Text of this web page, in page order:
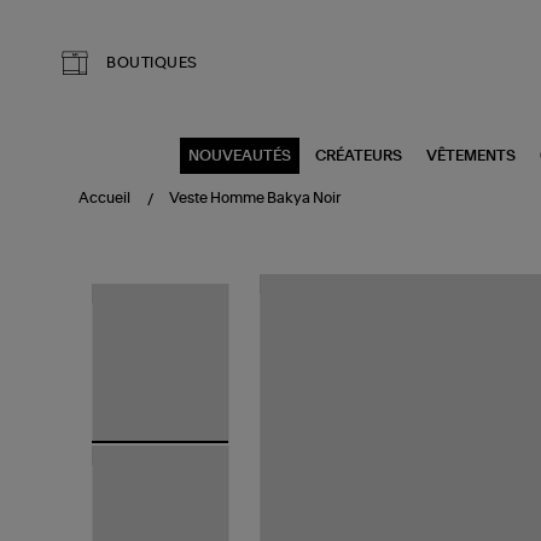
BOUTIQUES
NOUVEAUTÉS CRÉATEURS VÊTEMENTS
Accueil Veste Homme Bakya Noir